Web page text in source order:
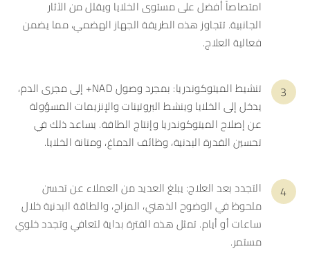
امتصاصاً أفضل على مستوى الخلايا ويقلل من الآثار
الجانبية. تتجاوز هذه الطريقة الجهاز الهضمي، مما يضمن
فعالية العلاج.
تنشيط الميتوكوندريا: بمجرد وصول NAD+ إلى مجرى الدم،
يدخل إلى الخلايا وينشط البروتينات والإنزيمات المسؤولة
عن إصلاح الميتوكوندريا وإنتاج الطاقة. يساعد ذلك في
تحسين القدرة البدنية، وظائف الدماغ، ومتانة الخلايا.
التجدد بعد العلاج: يبلغ العديد من العملاء عن تحسن
ملحوظ في الوضوح الذهني، المزاج، والطاقة البدنية خلال
ساعات أو أيام. تمثل هذه الفترة بداية لتعافي وتجدد خلوي
مستمر.